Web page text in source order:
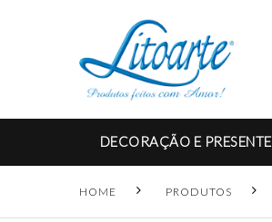
DECORAÇÃO E PRESENTE
HOME PRODUTOS